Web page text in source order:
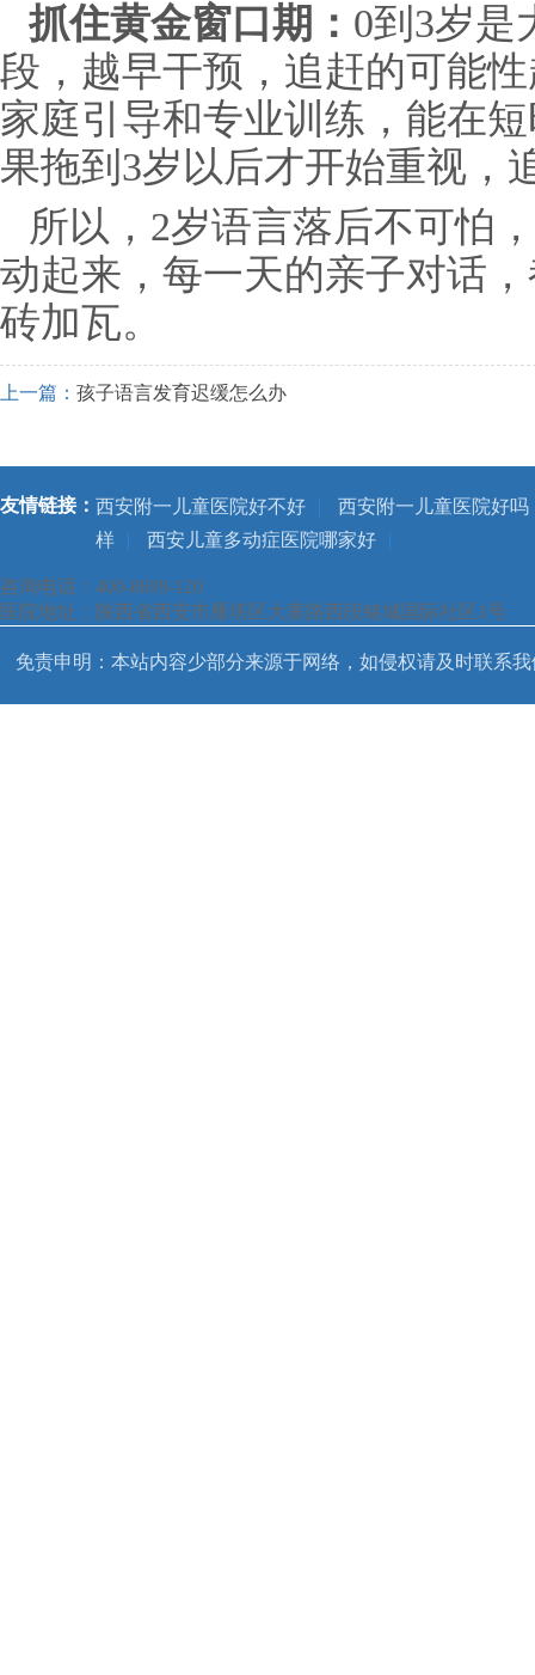
抓住黄金窗口期： 0到3岁是
段，越早干预，追赶的可能
家庭引导和专业训练，能在
果拖到3岁以后才开始重视，
所以，2岁语言落后不可怕
动起来，每一天的亲子对话
砖加瓦。
上一篇： 孩子语言发育迟缓怎么办
友情链接： 西安附一儿童医院好不好 |
西安附一儿童医院好吗
样
| 西安儿童多动症医院哪家好 |
咨询电话：400-8699-120
医院地址：陕西省西安市雁塔区大寨路西段铭城国际社区1号
免责申明：本站内容少部分来源于网络，如侵权请及时联系